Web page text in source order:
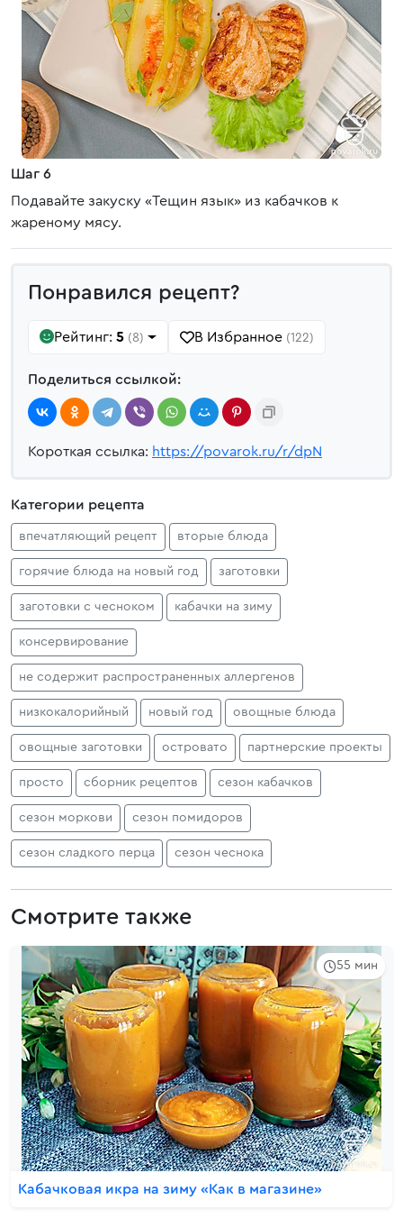
Шаг 6
Подавайте закуску «Тещин язык» из кабачков к
жареному мясу.
Понравился рецепт?
Рейтинг: 5 (8) В Избранное (122)
Поделиться ссылкой:
Короткая ссылка: https://povarok.ru/r/dpN
Категории рецепта
впечатляющий рецепт вторые блюда
горячие блюда на новый год заготовки
заготовки с чесноком кабачки на зиму
консервирование
не содержит распространенных аллергенов
низкокалорийный новый год овощные блюда
овощные заготовки островато партнерские проекты
просто сборник рецептов сезон кабачков
сезон моркови сезон помидоров
сезон сладкого перца сезон чеснока
Смотрите также
55 мин
Кабачковая икра на зиму «Как в магазине»